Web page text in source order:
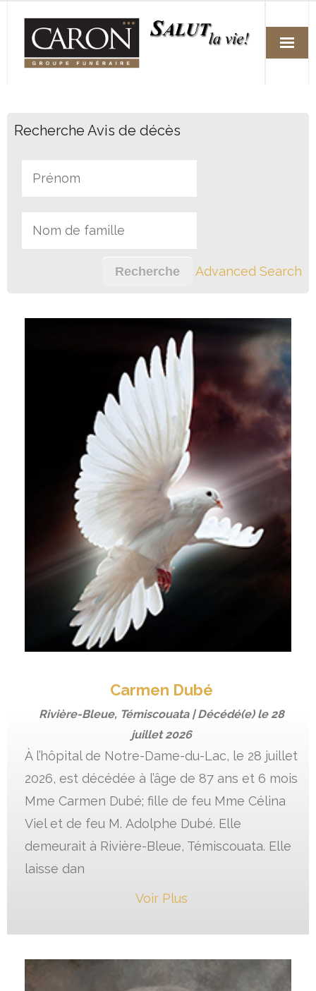
Services
Avis de décès
Recherche Avis de décès
Advanced Search
Carmen Dubé
Rivière-Bleue, Témiscouata | Décédé(e) le 28
juillet 2026
À l’hôpital de Notre-Dame-du-Lac, le 28 juillet
2026, est décédée à l’âge de 87 ans et 6 mois
Mme Carmen Dubé; fille de feu Mme Célina
Viel et de feu M. Adolphe Dubé. Elle
demeurait à Rivière-Bleue, Témiscouata. Elle
laisse dan
Voir Plus